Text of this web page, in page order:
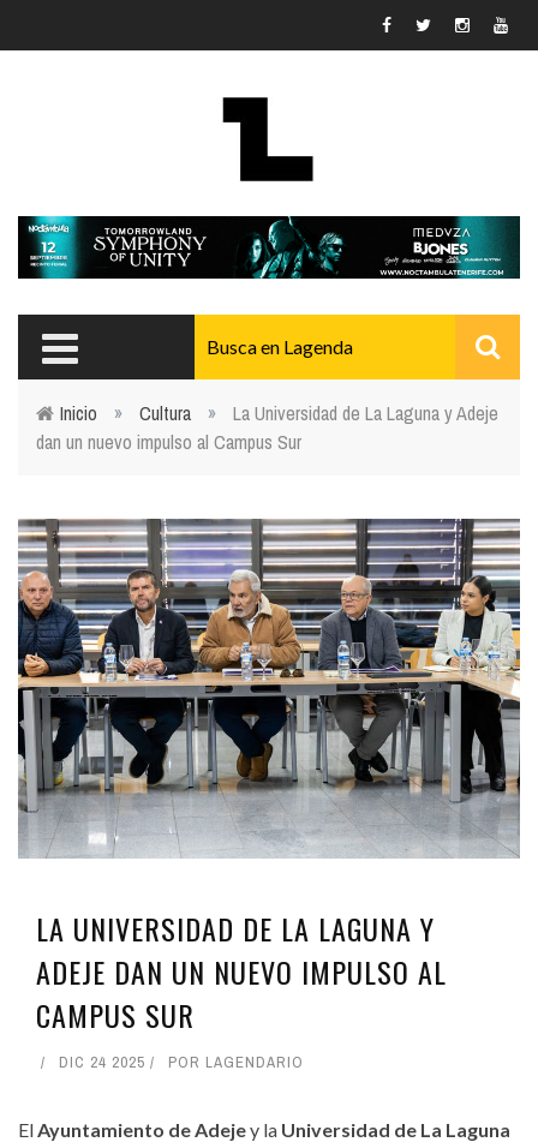
Usted está aquí
Inicio » Cultura »
La Universidad de La Laguna y Adeje
dan un nuevo impulso al Campus Sur
LA UNIVERSIDAD DE LA LAGUNA Y
ADEJE DAN UN NUEVO IMPULSO AL
CAMPUS SUR
DIC 24 2025 POR LAGENDARIO
ElAyuntamiento de Adejey la Universidad de La Laguna